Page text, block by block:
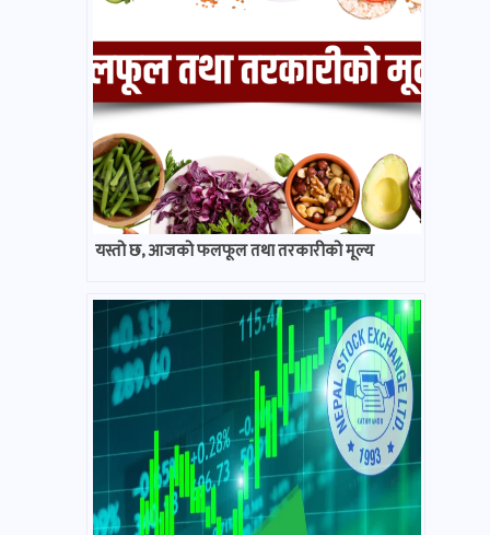
यस्तो छ, आजको फलफूल तथा तरकारीको मूल्य